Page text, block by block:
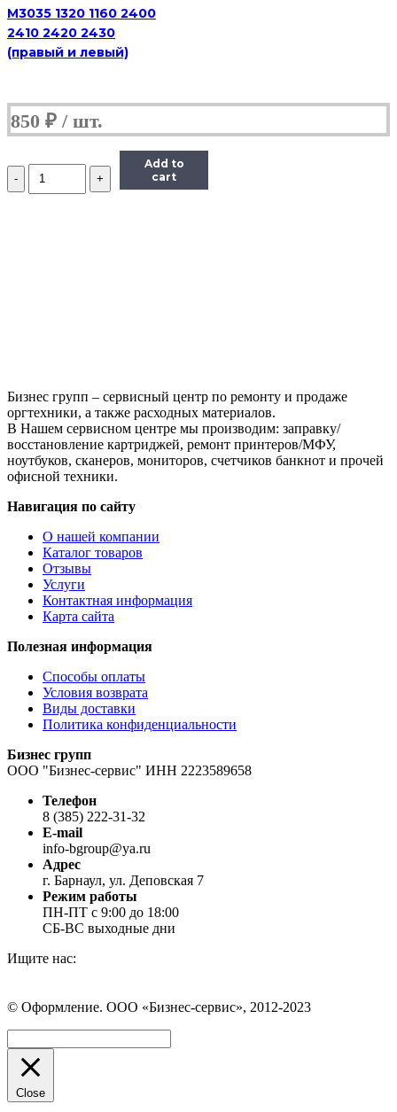
M3035 1320 1160 2400
2410 2420 2430
(правый и левый)
850 ₽
Количество
JC61-
Add to
cart
Бизнес групп – сервисный центр по ремонту и продаже
оргтехники, а также расходных материалов.
В Нашем сервисном центре мы производим: заправку/
восстановление картриджей, ремонт принтеров/МФУ,
ноутбуков, сканеров, мониторов, счетчиков банкнот и прочей
офисной техники.
Навигация по сайту
О нашей компании
Каталог товаров
Отзывы
Услуги
Контактная информация
Карта сайта
Полезная информация
Способы оплаты
Условия возврата
Виды доставки
Политика конфиденциальности
Бизнес групп
ООО "Бизнес-сервис" ИНН 2223589658
Телефон
8 (385) 222-31-32
E-mail
info-bgroup@ya.ru
Адрес
г. Барнаул, ул. Деповская 7
Режим работы
ПН-ПТ с 9:00 до 18:00
СБ-ВС выходные дни
Ищите нас:
Вконтакте
открывается
в
новом
окне
WhatsApp
открывается
в
новом
окне
Telegram
открывается
в
новом
окне
© Оформление. ООО «Бизнес-сервис», 2012-2023
Close